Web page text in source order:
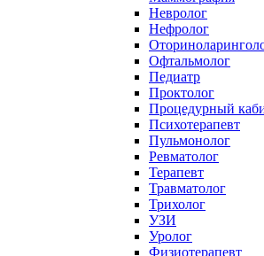
Невролог
Нефролог
Офтальмолог
Педиатр
Проктолог
Процедурный
Психотерапевт
Пульмонолог
Ревматолог
Терапевт
Травматолог
Трихолог
УЗИ
Уролог
Физиотерапевт